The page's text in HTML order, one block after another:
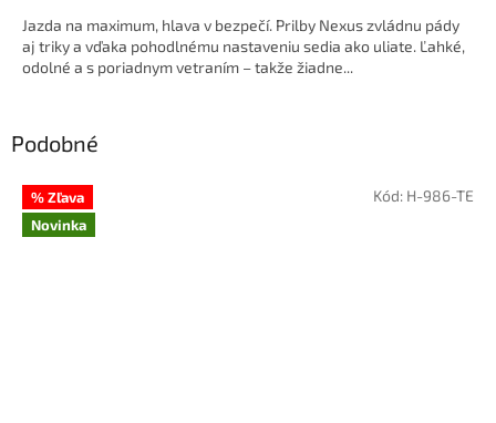
Jazda na maximum, hlava v bezpečí. Prilby Nexus zvládnu pády
aj triky a vďaka pohodlnému nastaveniu sedia ako uliate. Ľahké,
odolné a s poriadnym vetraním – takže žiadne...
Podobné
% Zľava
Novinka
Kód: H-986-TE